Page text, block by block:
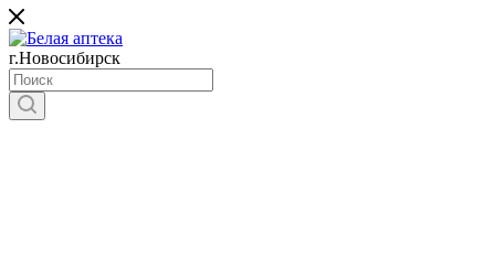
г.Новосибирск